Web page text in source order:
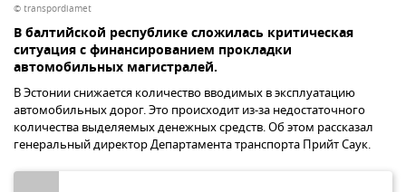
© transpordiamet
В балтийской республике сложилась критическая
ситуация с финансированием прокладки
автомобильных магистралей.
В Эстонии снижается количество вводимых в эксплуатацию
автомобильных дорог. Это происходит из-за недостаточного
количества выделяемых денежных средств. Об этом рассказал
генеральный директор Департамента транспорта Прийт Саук.